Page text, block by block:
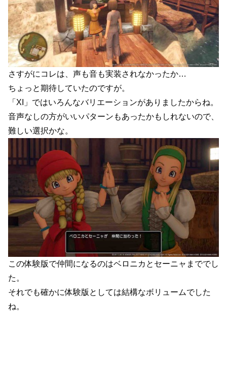
さすがにコレは、声も音も実装されなかったか…
ちょっと期待していたのですが。
「XI」ではいろんなバリエーションがありましたからね。
音声なしの方がいいパターンもあったかもしれないので、
難しい選択かな。
この体験版で仲間になるのはベロニカとセーニャまででし
た。
それでも確かに体験版としては結構なボリュームでした
ね。